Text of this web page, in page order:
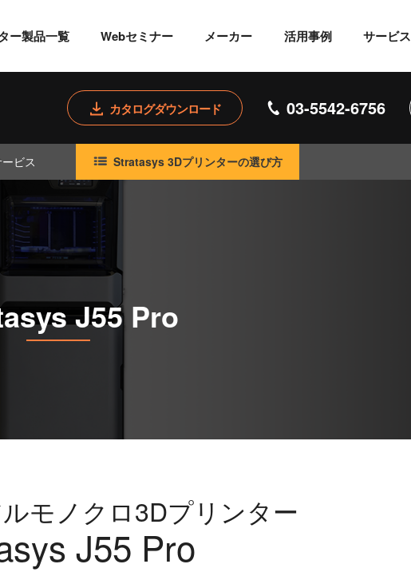
ー製品一覧 Webセミナー メーカー 活用事例 サービス
カタログダウンロード 03-5542-6756
ビス Stratasys 3Dプリンターの選び方
J55 Pro
モノクロ3Dプリンター
J55 Pro